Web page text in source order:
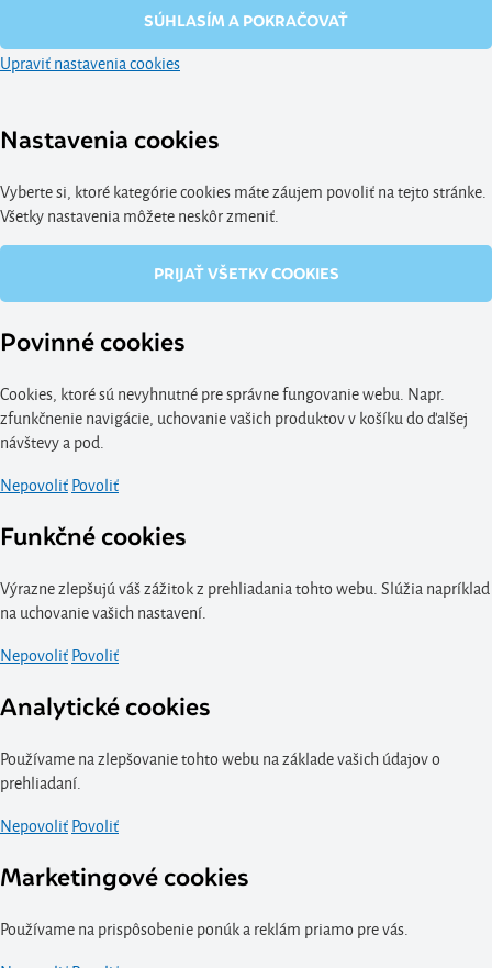
SÚHLASÍM A POKRAČOVAŤ
Upraviť nastavenia cookies
Nastavenia cookies
Vyberte si, ktoré kategórie cookies máte záujem povoliť na tejto stránke.
Všetky nastavenia môžete neskôr zmeniť.
PRIJAŤ VŠETKY COOKIES
Povinné cookies
Cookies, ktoré sú nevyhnutné pre správne fungovanie webu. Napr.
zfunkčnenie navigácie, uchovanie vašich produktov v košíku do ďalšej
návštevy a pod.
NepovoliťPovoliť
Funkčné cookies
Výrazne zlepšujú váš zážitok z prehliadania tohto webu. Slúžia napríklad
na uchovanie vašich nastavení.
NepovoliťPovoliť
Analytické cookies
Používame na zlepšovanie tohto webu na základe vašich údajov o
prehliadaní.
NepovoliťPovoliť
Marketingové cookies
Používame na prispôsobenie ponúk a reklám priamo pre vás.